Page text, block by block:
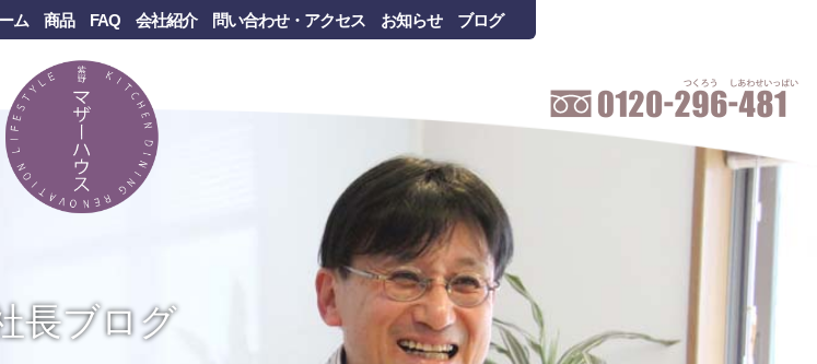
ム 商品 FAQ 会社紹介 問い合わせ・アクセス お知らせ ブログ
長ブログ